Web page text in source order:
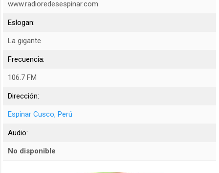
www.radioredesespinar.com
Eslogan:
La gigante
Frecuencia:
106.7 FM
Dirección:
Espinar Cusco, Perú
Audio:
No disponible